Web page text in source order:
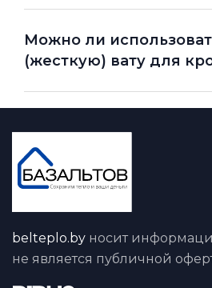
Можно ли
(жесткую) вату для
belteplo.by носит
не является публичной